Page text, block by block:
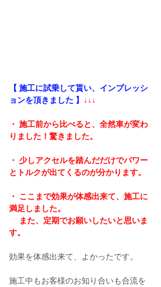
【 施工に試乗して貰い、インプレッシ
ョンを頂きました 】
↓↓↓
・ 施工前から比べると、全然車が変わ
りました！驚きました。
・ 少しアクセルを踏んだだけでパワー
とトルクが出てくるのが分かります。
・ ここまで効果が体感出来て、施工に
満足しました。
また、定期でお願いしたいと思いま
す。
効果を体感出来て、よかったです。
施工中もお客様のお知り合いも合流を